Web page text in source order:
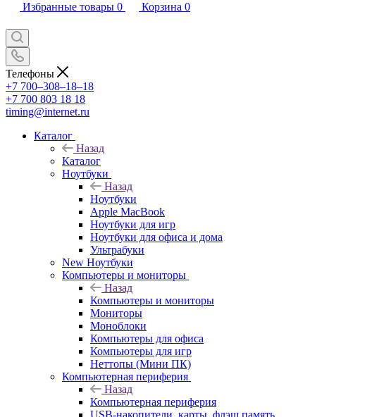
Избранные товары 0 Корзина 0
Телефоны
+7 700‒308‒18‒18
+7 700 803 18 18
timing@internet.ru
Каталог
Назад
Каталог
Ноутбуки
Назад
Ноутбуки
Apple MacBook
Ноутбуки для игр
Ноутбуки для офиса и дома
Ультрабуки
New Ноутбуки
Компьютеры и мониторы
Назад
Компьютеры и мониторы
Мониторы
Моноблоки
Компьютеры для офиса
Компьютеры для игр
Неттопы (Мини ПК)
Компьютерная периферия
Назад
Компьютерная периферия
USB-накопители, карты, флэш память